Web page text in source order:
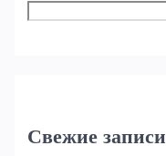
Свежие записи